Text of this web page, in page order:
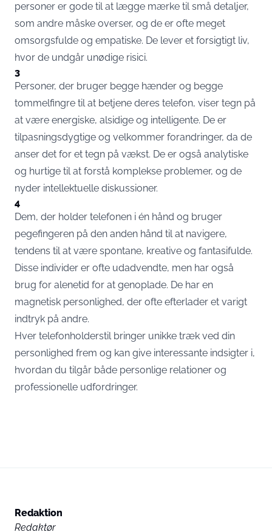
personer er gode til at lægge mærke til små detaljer,
som andre måske overser, og de er ofte meget
omsorgsfulde og empatiske. De lever et forsigtigt liv,
hvor de undgår unødige risici.
3
Personer, der bruger begge hænder og begge
tommelfingre til at betjene deres telefon, viser tegn på
at være energiske, alsidige og intelligente. De er
tilpasningsdygtige og velkommer forandringer, da de
anser det for et tegn på vækst. De er også analytiske
og hurtige til at forstå komplekse problemer, og de
nyder intellektuelle diskussioner.
4
Dem, der holder telefonen i én hånd og bruger
pegefingeren på den anden hånd til at navigere,
tendens til at være spontane, kreative og fantasifulde.
Disse individer er ofte udadvendte, men har også
brug for alenetid for at genoplade. De har en
magnetisk personlighed, der ofte efterlader et varigt
indtryk på andre.
Hver telefonholderstil bringer unikke træk ved din
personlighed frem og kan give interessante indsigter i,
hvordan du tilgår både personlige relationer og
professionelle udfordringer.
Redaktion
Redaktør